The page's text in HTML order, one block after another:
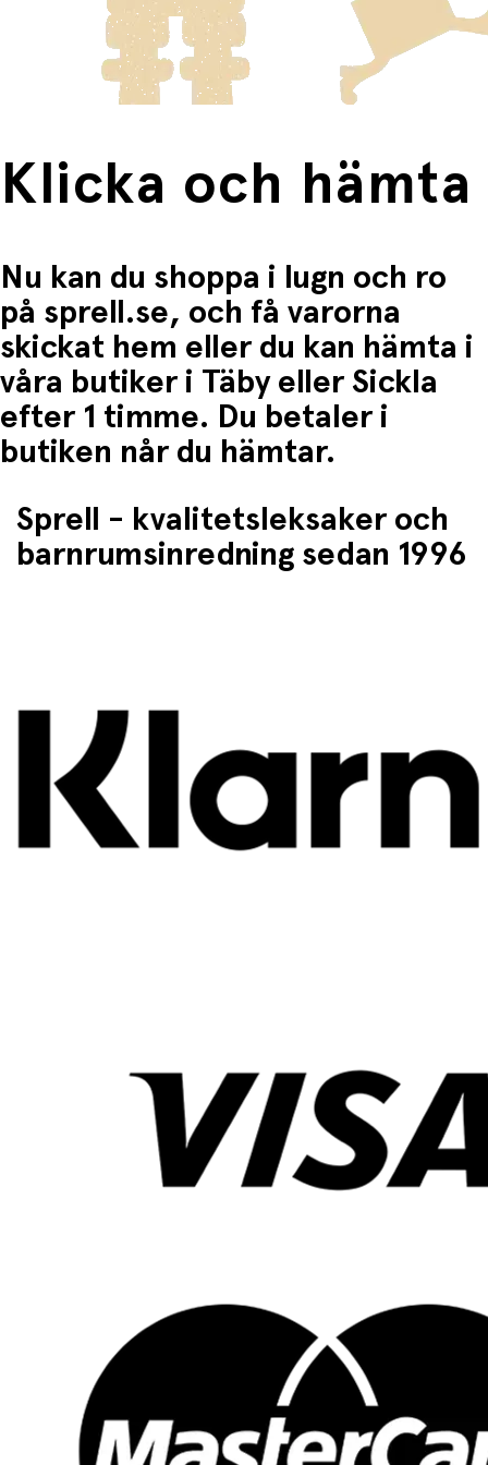
Lek med vatten i diskhon och vattentanken
Använd stenar, blad och sand för att laga
spännande "middagar"
Specifikationer
skålar, två blomkrukor, sil, vattentank, diskho, kran,
kokplattor och meny-tavla
Ålder:
Från 3 år
frakten för dessa varor visas i kassan.
Fri frakt när du handlar för mer än 1500:-
Klicka och hämta
Nu kan du shoppa i lugn och ro
på sprell.se, och få varorna
skickat hem eller du kan hämta i
våra butiker i Täby eller Sickla
efter 1 timme. Du betaler i
butiken når du hämtar.
Sprell - kvalitetsleksaker och
barnrumsinredning sedan 1996